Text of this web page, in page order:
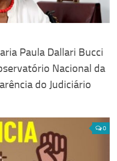
Paula Dallari Bucci
Nacional da
do Judiciário
0